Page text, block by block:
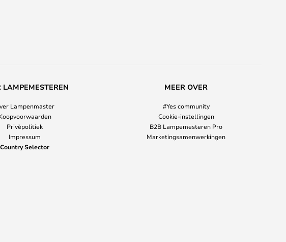
LAMPEMESTEREN
Lampenmaster
Privèpolitiek
Impressum
Country Selector
MEER OVER
#Yes community
Cookie-instellingen
B2B Lampemesteren Pro
Marketingsamenwerkingen